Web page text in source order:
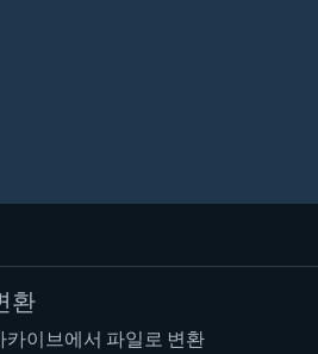
환
카이브에서 파일로 변환